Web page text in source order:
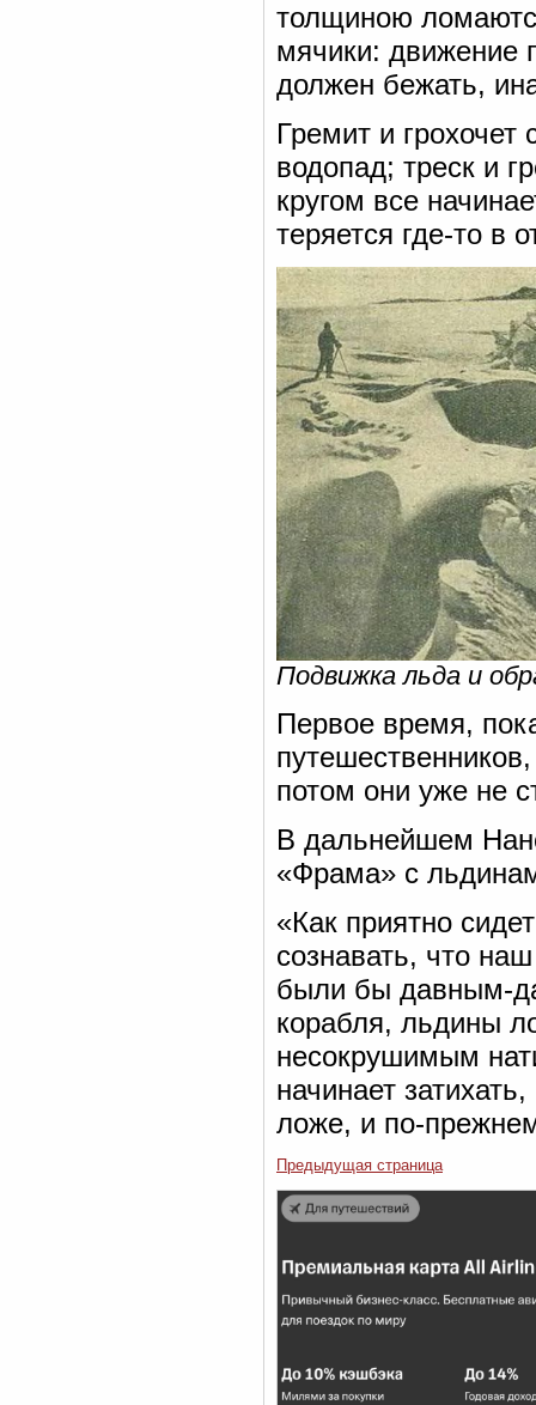
толщиною
мячики: движение
должен бежать,
Гремит и
водопад; треск и
кругом все
теряется где-то в
Подвижка льда и
Первое время,
потом они уже не
В дальнейшем
«Фрама» с
«Как приятно
сознавать, что
были бы давным-
корабля, льдины
несокрушимым
начинает
ложе, и по-
Предыдущая страница